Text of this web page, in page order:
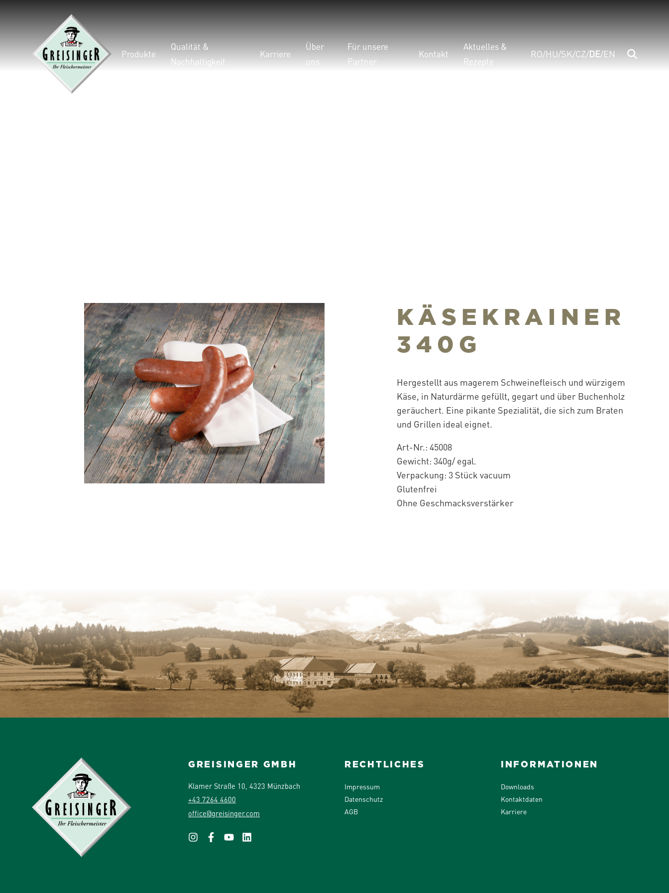
Produkte
Qualität &
Nachhaltigkeit
Karriere
Über
uns
Für unsere
Partner
Kontakt
Aktuelles &
Rezepte
RO/HU/SK/CZ/DE/EN
KÄSEKRAINER
340G
Hergestellt aus magerem Schweinefleisch und würzigem
Käse, in Naturdärme gefüllt, gegart und über Buchenholz
geräuchert. Eine pikante Spezialität, die sich zum Braten
und Grillen ideal eignet.
Art-Nr.: 45008
Gewicht: 340g/ egal.
Verpackung: 3 Stück vacuum
Glutenfrei
Ohne Geschmacksverstärker
GREISINGER GMBH
Klamer Straße 10, 4323 Münzbach
+43 7264 4600
office@greisinger.com
RECHTLICHES
Impressum
Datenschutz
AGB
INFORMATIONEN
Downloads
Kontaktdaten
Karriere